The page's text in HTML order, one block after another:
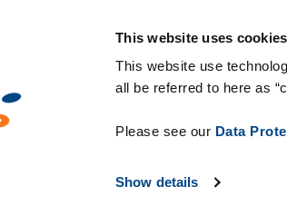
This website uses cookies
This website use
all be referred to here as
Please see our Data
Show details
Mercados Tecnologías y
S wared